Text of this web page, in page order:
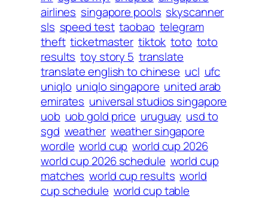
airlines singapore pools skyscanner
sls speed test taobao telegram
theft ticketmaster tiktok toto toto
results toy story 5 translate
translate english to chinese ucl ufc
uniqlo uniqlo singapore united arab
emirates universal studios singapore
uob uob gold price uruguay usd to
sgd weather weather singapore
wordle world cup world cup 2026
world cup 2026 schedule world cup
matches world cup results world
cup schedule world cup table